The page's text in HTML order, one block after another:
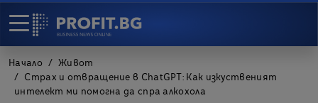
Начало
Живот
Страх и отвращение в ChatGPT: Как изкуственият
интелект ми помогна да спра алкохола